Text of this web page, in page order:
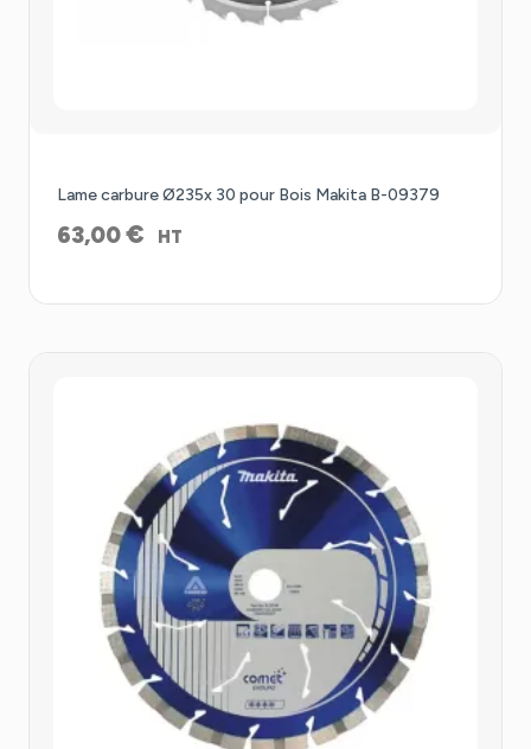
Lame carbure Ø235x 30 pour Bois Makita B-09379
63,00€ HT